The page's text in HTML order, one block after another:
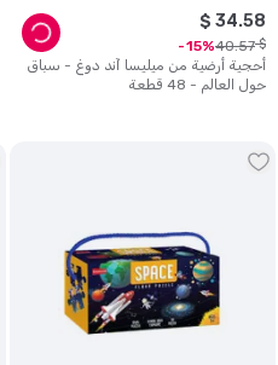
أحجية أرضية من ميليسا آند دوغ - سباق
حول العالم - 48 قطعة
$ 34.58
$
40.57
15